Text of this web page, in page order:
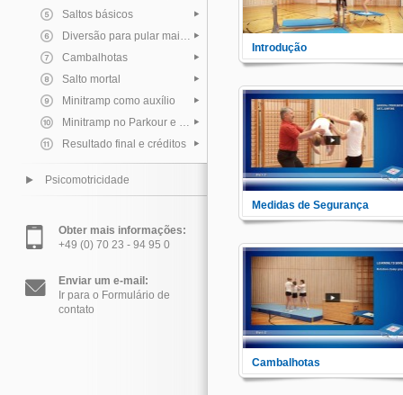
Saltos básicos
Diversão para pular mais alto
Cambalhotas
Salto mortal
Minitramp como auxílio
Minitramp no Parkour e Freerunning
Resultado final e créditos
Psicomotricidade
Obter mais informações:
+49 (0) 70 23 - 94 95 0
Enviar um e-mail:
Ir para o Formulário de
contato
Introdução
Visão geral do Minitrampolim.
Medidas de Segurança
Aprenda maneiras evitar se
instrução apropriada de como
pousar e cair adequadamente.
Cambalhotas
Aqui você irá aprender a